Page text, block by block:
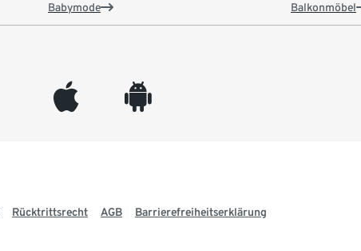
Babymode Balkonmöbel
appleinc android
Rücktrittsrecht AGB Barrierefreiheitserklärung